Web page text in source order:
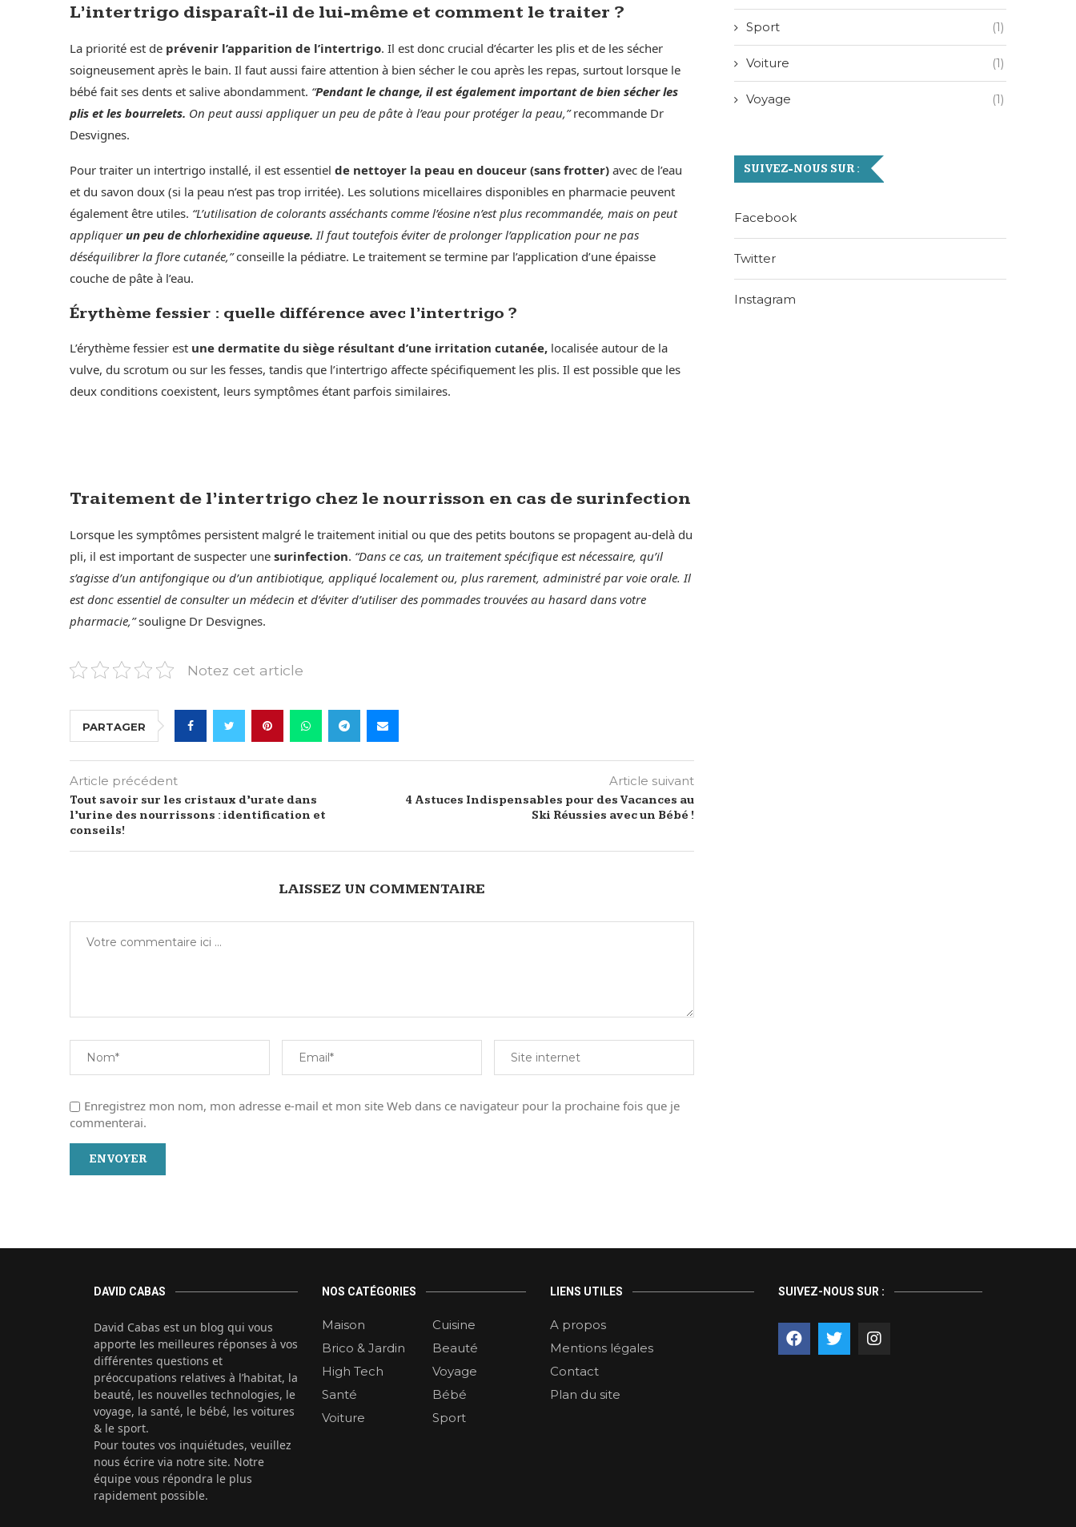
L’intertrigo disparaît-il de lui-même et comment le traiter ?
La priorité est de prévenir l’apparition de l’intertrigo. Il est donc crucial d’écarter les plis et de les sécher
soigneusement après le bain. Il faut aussi faire attention à bien sécher le cou après les repas, surtout lorsque le
bébé fait ses dents et salive abondamment. “Pendant le change, il est également important de bien sécher les
plis et les bourrelets. On peut aussi appliquer un peu de pâte à l’eau pour protéger la peau,”recommande Dr
Desvignes.
Pour traiter un intertrigo installé, il est essentiel de nettoyer la peau en douceur (sans frotter) avec de l’eau
et du savon doux (si la peau n’est pas trop irritée). Les solutions micellaires disponibles en pharmacie peuvent
également être utiles. “L’utilisation de colorants asséchants comme l’éosine n’est plus recommandée, mais on peut
appliquerun peu de chlorhexidine aqueuse. Il faut toutefois éviter de prolonger l’application pour ne pas
déséquilibrer la flore cutanée,”conseille la pédiatre. Le traitement se termine par l’application d’une épaisse
couche de pâte à l’eau.
Érythème fessier : quelle différence avec l’intertrigo ?
L’érythème fessier est une dermatite du siège résultant d’une irritation cutanée, localisée autour de la
vulve, du scrotum ou sur les fesses, tandis que l’intertrigo affecte spécifiquement les plis. Il est possible que les
deux conditions coexistent, leurs symptômes étant parfois similaires.
Traitement de l’intertrigo chez le nourrisson en cas de surinfection
Lorsque les symptômes persistent malgré le traitement initial ou que des petits boutons se propagent au-delà du
pli, il est important de suspecter une surinfection. “Dans ce cas, un traitement spécifique est nécessaire, qu’il
s’agisse d’un antifongique ou d’un antibiotique, appliqué localement ou, plus rarement, administré par voie orale. Il
est donc essentiel de consulter un médecin et d’éviter d’utiliser des pommades trouvées au hasard dans votre
pharmacie,”souligne Dr Desvignes.
Notez cet article
PARTAGER
Article précédent
Tout savoir sur les cristaux d’urate dans
l’urine des nourrissons : identification et
conseils!
Article suivant
4 Astuces Indispensables pour des Vacances au
Ski Réussies avec un Bébé !
LAISSEZ UN COMMENTAIRE
Enregistrez mon nom, mon adresse e-mail et mon site Web dans ce navigateur pour la prochaine fois que je
commenterai.
Sport (1)
Voiture (1)
Voyage (1)
SUIVEZ-NOUS SUR :
Facebook
Twitter
Instagram
DAVID CABAS
David Cabas est un blog qui vous
apporte les meilleures réponses à vos
différentes questions et
préoccupations relatives à l’habitat, la
beauté, les nouvelles technologies, le
voyage, la santé, le bébé, les voitures
& le sport.
Pour toutes vos inquiétudes, veuillez
nous écrire via notre site. Notre
équipe vous répondra le plus
rapidement possible.
NOS CATÉGORIES
Maison
Cuisine
Brico & Jardin
Beauté
High Tech
Voyage
Santé
Bébé
Voiture
Sport
LIENS UTILES
A propos
Mentions légales
Contact
Plan du site
SUIVEZ-NOUS SUR :